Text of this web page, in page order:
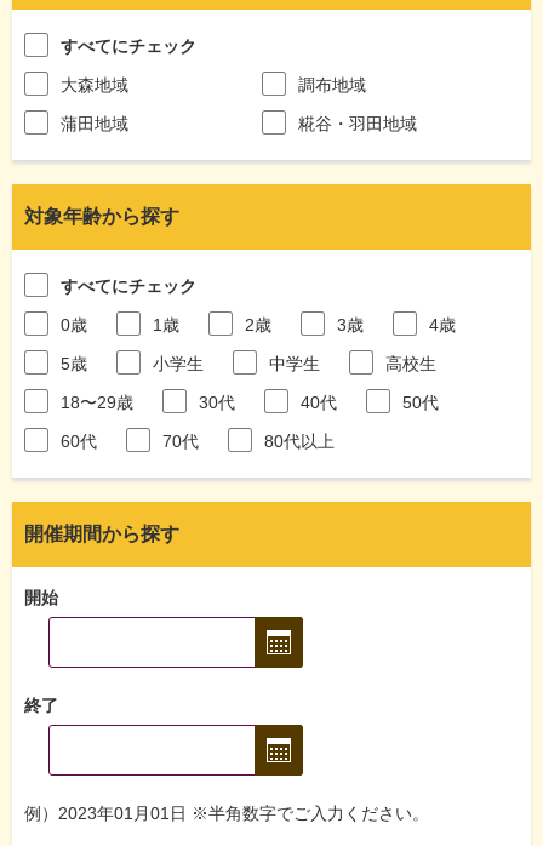
すべてにチェック
大森地域
調布地域
蒲田地域
糀谷・羽田地域
対象年齢から探す
すべてにチェック
0歳
1歳 2歳 3歳
4歳
5歳
小学生 中学生
高校生
18〜29歳
30代 40代
50代
60代
70代 80代以上
開催期間から探す
開始
終了
例）2023年01月01日 ※半角数字でご入力ください。